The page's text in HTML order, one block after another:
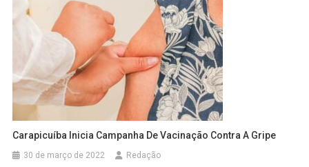
Carapicuíba Inicia Campanha De Vacinação Contra A Gripe
30 de março de 2022 Redação